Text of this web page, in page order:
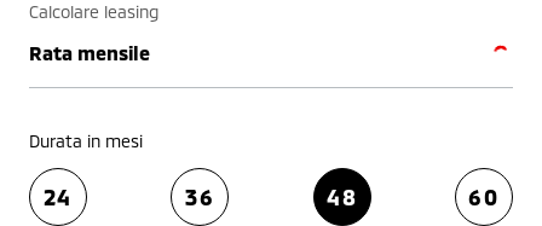
Calcolare leasing
Rata mensile
Durata in mesi
24 36 48 60